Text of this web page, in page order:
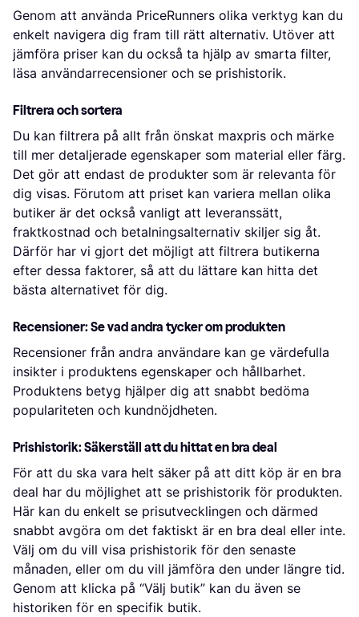
Genom att använda PriceRunners olika verktyg kan du
enkelt navigera dig fram till rätt alternativ. Utöver att
jämföra priser kan du också ta hjälp av smarta filter,
läsa användarrecensioner och se prishistorik.
Filtrera och sortera
Du kan filtrera på allt från önskat maxpris och märke
till mer detaljerade egenskaper som material eller färg.
Det gör att endast de produkter som är relevanta för
dig visas. Förutom att priset kan variera mellan olika
butiker är det också vanligt att leveranssätt,
fraktkostnad och betalningsalternativ skiljer sig åt.
Därför har vi gjort det möjligt att filtrera butikerna
efter dessa faktorer, så att du lättare kan hitta det
bästa alternativet för dig.
Recensioner: Se vad andra tycker om produkten
Recensioner från andra användare kan ge värdefulla
insikter i produktens egenskaper och hållbarhet.
Produktens betyg hjälper dig att snabbt bedöma
populariteten och kundnöjdheten.
Prishistorik: Säkerställ att du hittat en bra deal
För att du ska vara helt säker på att ditt köp är en bra
deal har du möjlighet att se prishistorik för produkten.
Här kan du enkelt se prisutvecklingen och därmed
snabbt avgöra om det faktiskt är en bra deal eller inte.
Välj om du vill visa prishistorik för den senaste
månaden, eller om du vill jämföra den under längre tid.
Genom att klicka på “Välj butik” kan du även se
historiken för en specifik butik.